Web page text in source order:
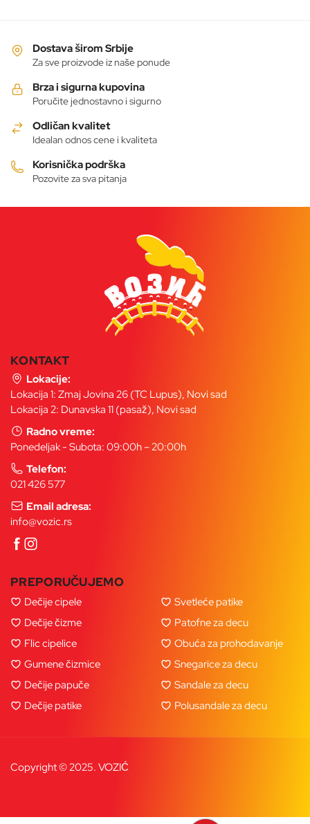
varijanti.
Opcije
biti
stranici
proizvoda.
Dostava širom Srbije
Za sve proizvode iz naše ponude
Brza i sigurna kupovina
Poručite jednostavno i sigurno
Odličan kvalitet
Idealan odnos cene i kvaliteta
Korisnička podrška
Pozovite za sva pitanja
KONTAKT
Lokacije:
Lokacija 1: Zmaj Jovina 26 (TC Lupus), Novi sad
Lokacija 2: Dunavska 11 (pasaž), Novi sad
Radno vreme:
Ponedeljak - Subota: 09:00h – 20:00h
Telefon:
021 426 577
Email adresa:
info@vozic.rs
PREPORUČUJEMO
Dečije cipele
Dečije čizme
Flic cipelice
Gumene čizmice
Dečije papuče
Dečije patike
Svetleće patike
Patofne za decu
Obuća za prohodavanje
Snegarice za decu
Sandale za decu
Polusandale za decu
Copyright © 2025. VOZIĆ